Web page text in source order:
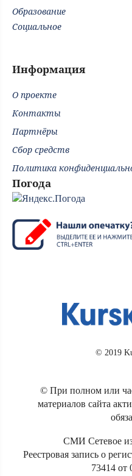
Образование
Социальное
Информация
О проекте
Контакты
Партнёры
Сбор средств
Политика
Погода
© 2019
© При полном или
материалов сайта
СМИ Сетевое
Реестровая запись о
73414 от